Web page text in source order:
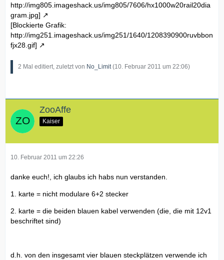
http://img805.imageshack.us/img805/7606/hx1000w20rail20dia
gram.jpg]
[Blockierte Grafik:
http://img251.imageshack.us/img251/1640/1208390900ruvbbon
fjx28.gif]
2 Mal editiert, zuletzt von No_Limit(10. Februar 2011 um 22:06)
ZooAffe
Kaiser
10. Februar 2011 um 22:26
danke euch!, ich glaubs ich habs nun verstanden.
1. karte = nicht modulare 6+2 stecker
2. karte = die beiden blauen kabel verwenden (die, die mit 12v1
beschriftet sind)
d.h. von den insgesamt vier blauen steckplätzen verwende ich